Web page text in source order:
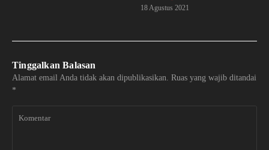
18 Agustus 2021
Tinggalkan Balasan
Alamat email Anda tidak akan dipublikasikan. Ruas yang wajib ditandai
*